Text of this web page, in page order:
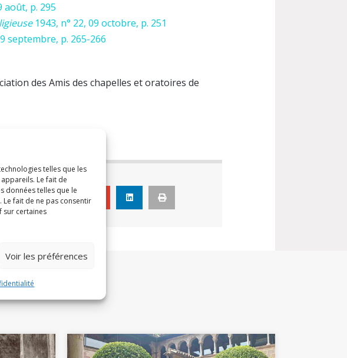
telles que les
Le fait de
données telles que le
fait de ne pas consentir
sur certaines
Voir les préférences
août, p. 295
1943, n° 22, 09 octobre, p. 251
septembre, p. 265-266
des Amis des chapelles et oratoires de
cet article
𝕏